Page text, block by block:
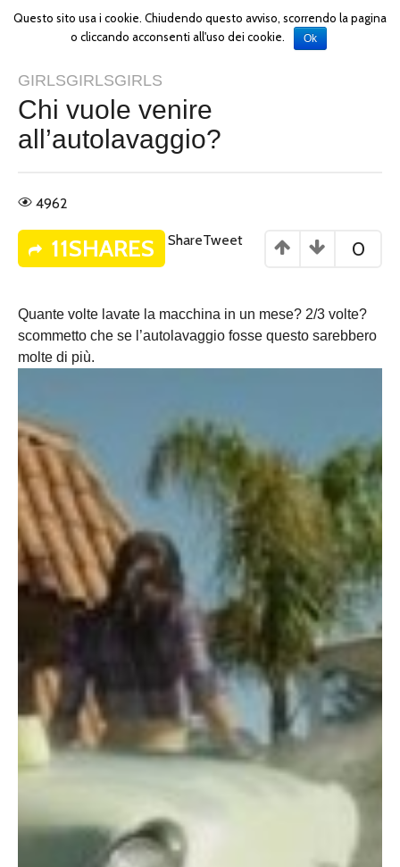
GIRLSGIRLSGIRLS
Chi vuole venire
all’autolavaggio?
4962
11SHARES 0
ShareTweet
Quante volte lavate la macchina in un mese? 2/3 volte?
scommetto che se l’autolavaggio fosse questo sarebbero
molte di più.
Questo sito usa i cookie. Chiudendo questo avviso, scorrendo la pagina
o cliccando acconsenti all'uso dei cookie.
Ok